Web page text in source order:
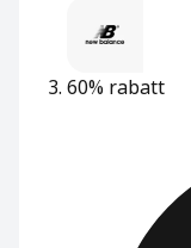
60% rabatt